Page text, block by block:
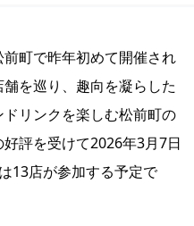
町で昨年初めて開催され
を巡り、趣向を凝らした
リンクを楽しむ松前町の
評を受けて2026年3月7日
13店が参加する予定で